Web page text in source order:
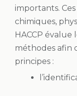
importants.
chimiques,
HACCP évalue
méthodes afin
principes :